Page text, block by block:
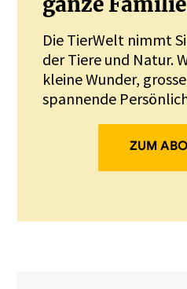
Die TierWelt nimmt
der Tiere und Natur.
kleine Wunder,
spannende
ZUM